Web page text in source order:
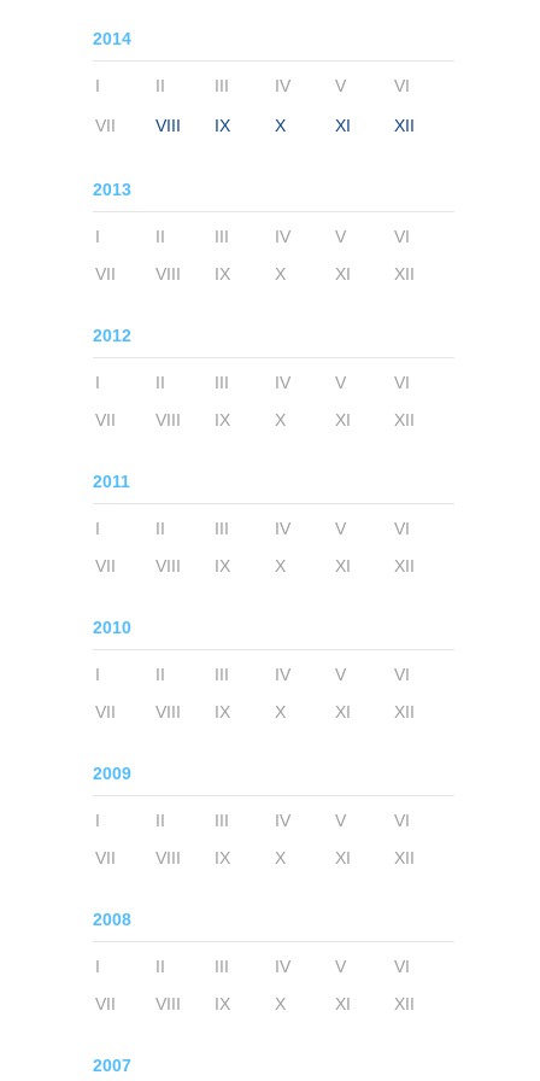
2014
I II III IV V VI
VII VIII IX X XI XII
2013
I II III IV V
VI
VII
VIII IX X XI XII
2012
I II III IV V
VI
VII
VIII IX X XI XII
2011
I II III IV V
VI
VII
VIII IX X XI XII
2010
I II III IV V
VI
VII
VIII IX X XI XII
2009
I II III IV V
VI
VII
VIII IX X XI XII
2008
I II III IV V
VI
VII
VIII IX X XI XII
2007